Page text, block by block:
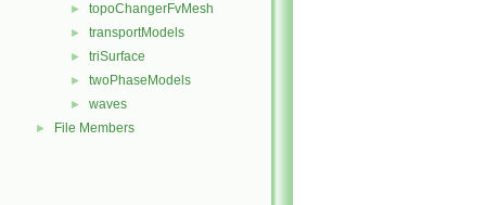
► topoChangerFvMesh
► transportModels
► triSurface
► twoPhaseModels
► waves
► File Members